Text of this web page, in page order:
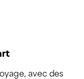
avec des